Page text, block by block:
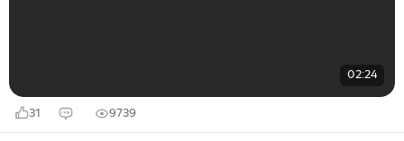
02:24
31 9739